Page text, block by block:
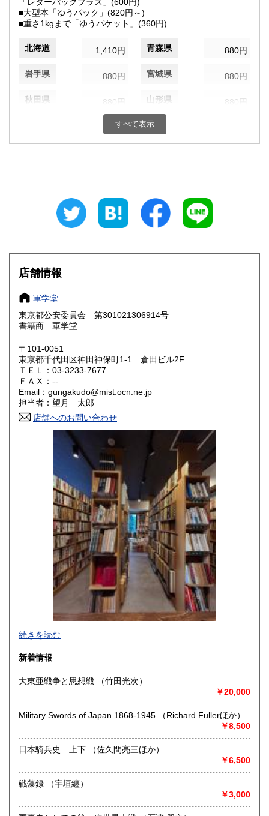
■大型本「ゆうパック」(820円～)
■重さ1kgまで「ゆうパケット」(360円)
北海道 1,410円 青森県 880円
岩手県 880円 宮城県 880円
秋田県 880円 山形県 880円
880円 茨城県
820円 神奈川県
880円 富山県
石川県 880円 福井県 880円
山梨県
岐阜県
愛知県
滋賀県 990円 京都府
大阪府
奈良県
1,150円
1,150円
1,150円 徳島県
1,150円 愛媛県
1,150円 福岡県
1,410円 長崎県
1,410円 大分県
1,410円 鹿児島県
沖縄県
すべて表示
店舗情報
軍学堂
東京都公安委員会 第301021306914号
書籍商 軍学堂
〒101-0051
東京都千代田区神田神保町1-1 倉田ビル2F
ＴＥＬ：03-3233-7677
ＦＡＸ：--
Email：gungakudo@mist.ocn.ne.jp
担当者：望月 太郎
店舗へのお問い合わせ
軍事・戦争に関する書籍・資料を蒐集、販売しています。
軍事・戦争について、深く知りたい方々のお役に立てればと
思っております。
お気軽にご注文・お問い合わせください。
沿線名：東京メトロ半蔵門線・都営地下鉄新宿線・都営地下
最寄駅：神保町駅
営業時間：12時頃～決まっていません(大体18時半頃) (業務
定休日：毎週日曜日・年末年始・夏季休業・不定休
「軍事・戦争」に関する本・資料の買い取りをいたしており
は、お受けできないことがございます)
続きを読む
新着情報
大東亜戦争と思想戦 （竹田光次）
￥20,000
Military Swords of Japan 1868-1945 （Richard Fullerほか）
￥8,500
日本騎兵史 上下 （佐久間亮三ほか）
￥6,500
戦藻録 （宇垣纏）
￥3,000